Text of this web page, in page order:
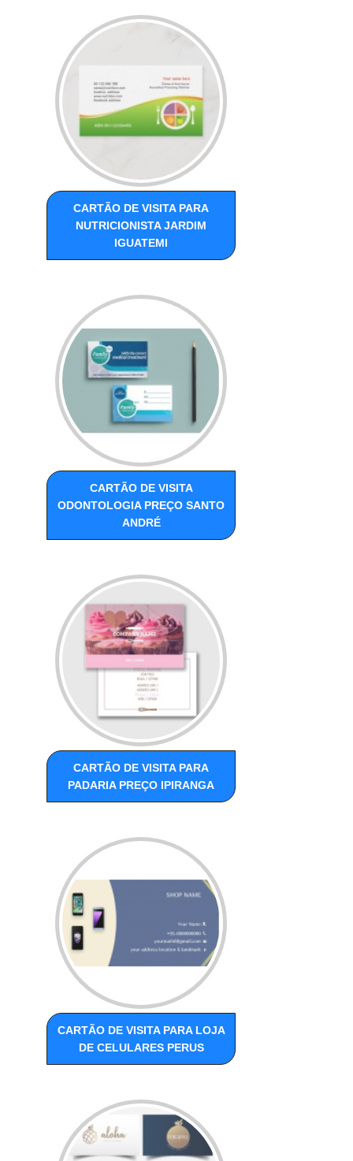
CARTÃO DE VISITA PARA
NUTRICIONISTA JARDIM
IGUATEMI
CARTÃO DE VISITA
ODONTOLOGIA PREÇO SANTO
ANDRÉ
CARTÃO DE VISITA PARA
PADARIA PREÇO IPIRANGA
CARTÃO DE VISITA PARA LOJA
DE CELULARES PERUS